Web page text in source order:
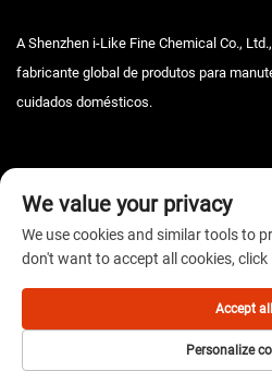
A Shenzhen i-Like Fine Chemical Co.,
fabricante global de produtos para
cuidados domésticos.
Direitos autorais © 2025 Shenzhen i-Like
We value your privacy
We use cookies and similar tools to
don't want to accept all cookies, click
Personalize
Accept all